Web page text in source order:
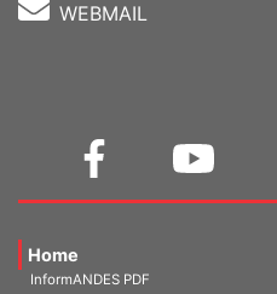
WEBMAIL
Home
InformANDES PDF